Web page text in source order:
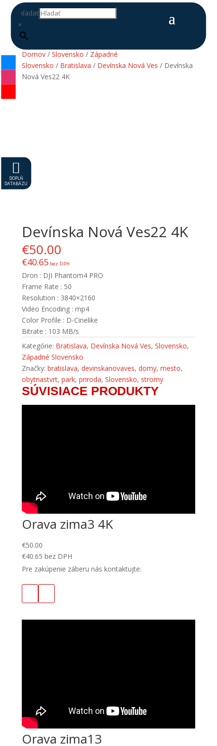
Hľadať
×

DOPLŇ
DATABÁZU
Domov/ Slovensko / Západné
Slovensko / Bratislava / Devínska Nová Ves / Devínska
Nová Ves22 4K
Devínska Nová Ves22 4K
€50.00
€40.65bez DPH
Dron : DJI Phantom4 PRO
Frame Rate : 50
Resolution : 3840×2160
Video Encoding : mp4
Color Profile : D-Cinelike
Bitrate : 103 MB/s
Kategórie: Bratislava, Devínska Nová Ves, Slovensko,
Západné Slovensko
Značky: bratislava, devinskanovaves, domy, mesto,
obytnastvrt, park, priroda, Slovensko, stromy
SÚVISIACE PRODUKTY
Orava zima3 4K
€50.00
€40.65 bez DPH
Pre zakúpenie záberu nás kontaktujte:
Orava zima13